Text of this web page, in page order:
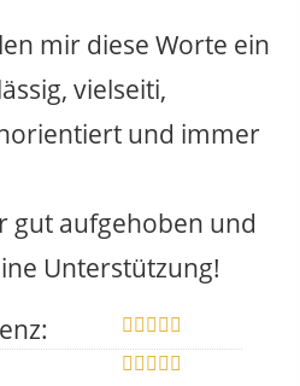
mir diese Worte ein
vielseiti,
und immer
gut aufgehoben und
Unterstützung!